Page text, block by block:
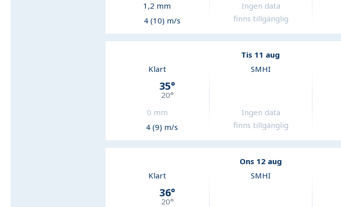
1,2 mm
4 (10) m/s
Ingen data
finns tillgänglig
Tis 11 aug
Klart
35°
20°
0 mm
4 (9) m/s
SMHI
Ingen data
finns tillgänglig
Ons 12 aug
Klart
36°
20°
SMHI